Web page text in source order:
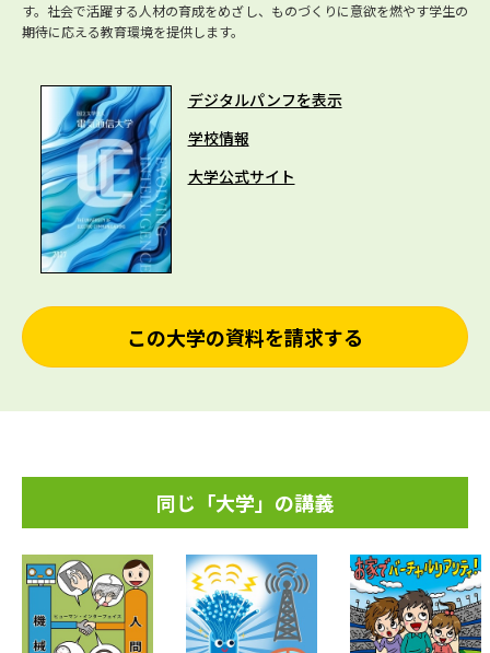
す。社会で活躍する人材の育成をめざし、ものづくりに意欲を燃やす学生の
期待に応える教育環境を提供します。
デジタルパンフを表示
学校情報
大学公式サイト
この大学の資料を請求する
同じ「大学」の講義